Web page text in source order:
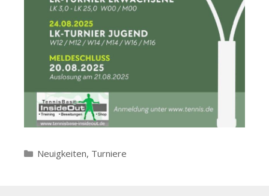
Kategorien
Neuigkeiten, Turniere